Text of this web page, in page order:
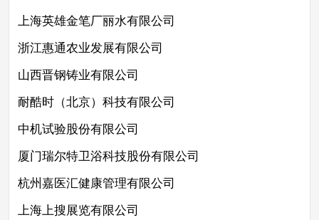
上海英雄金笔厂丽水有限公司
浙江惠通农业发展有限公司
山西晋钢铸业有限公司
耐酷时（北京）科技有限公司
中机试验股份有限公司
厦门瑞尔特卫浴科技股份有限公司
杭州嘉医汇健康管理有限公司
上海上搜展览有限公司